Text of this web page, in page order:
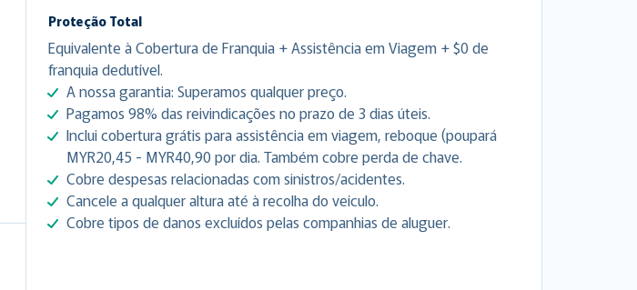
Proteção Total
Equivalente à Cobertura de Franquia + Assistência em Viagem + $0 de
franquia dedutível.
A nossa garantia: Superamos qualquer preço.
Pagamos 98% das reivindicações no prazo de 3 dias úteis.
Inclui cobertura grátis para assistência em viagem, reboque (poupará
MYR20,45 - MYR40,90 por dia. Também cobre perda de chave.
Cobre despesas relacionadas com sinistros/acidentes.
Cancele a qualquer altura até à recolha do veículo.
Cobre tipos de danos excluídos pelas companhias de aluguer.